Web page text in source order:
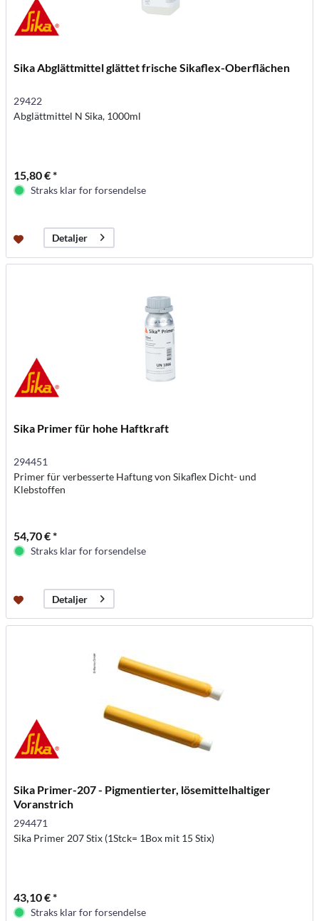
Sika Abglättmittel glättet frische Sikaflex-Oberflächen
29422
Abglättmittel N Sika, 1000ml
15,80 € *
Straks klar for forsendelse
Detaljer
Sika Primer für hohe Haftkraft
294451
Primer für verbesserte Haftung von Sikaflex Dicht- und
Klebstoffen
54,70 € *
Straks klar for forsendelse
Detaljer
Sika Primer-207 - Pigmentierter, lösemittelhaltiger
Voranstrich
294471
Sika Primer 207 Stix (1Stck= 1Box mit 15 Stix)
43,10 € *
Straks klar for forsendelse